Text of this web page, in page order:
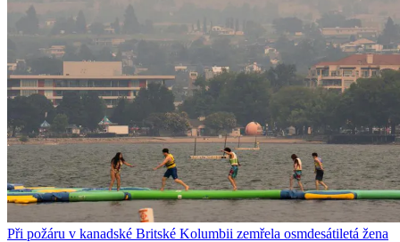
Při požáru v kanadské Britské Kolumbii zemřela osmdesátiletá žena